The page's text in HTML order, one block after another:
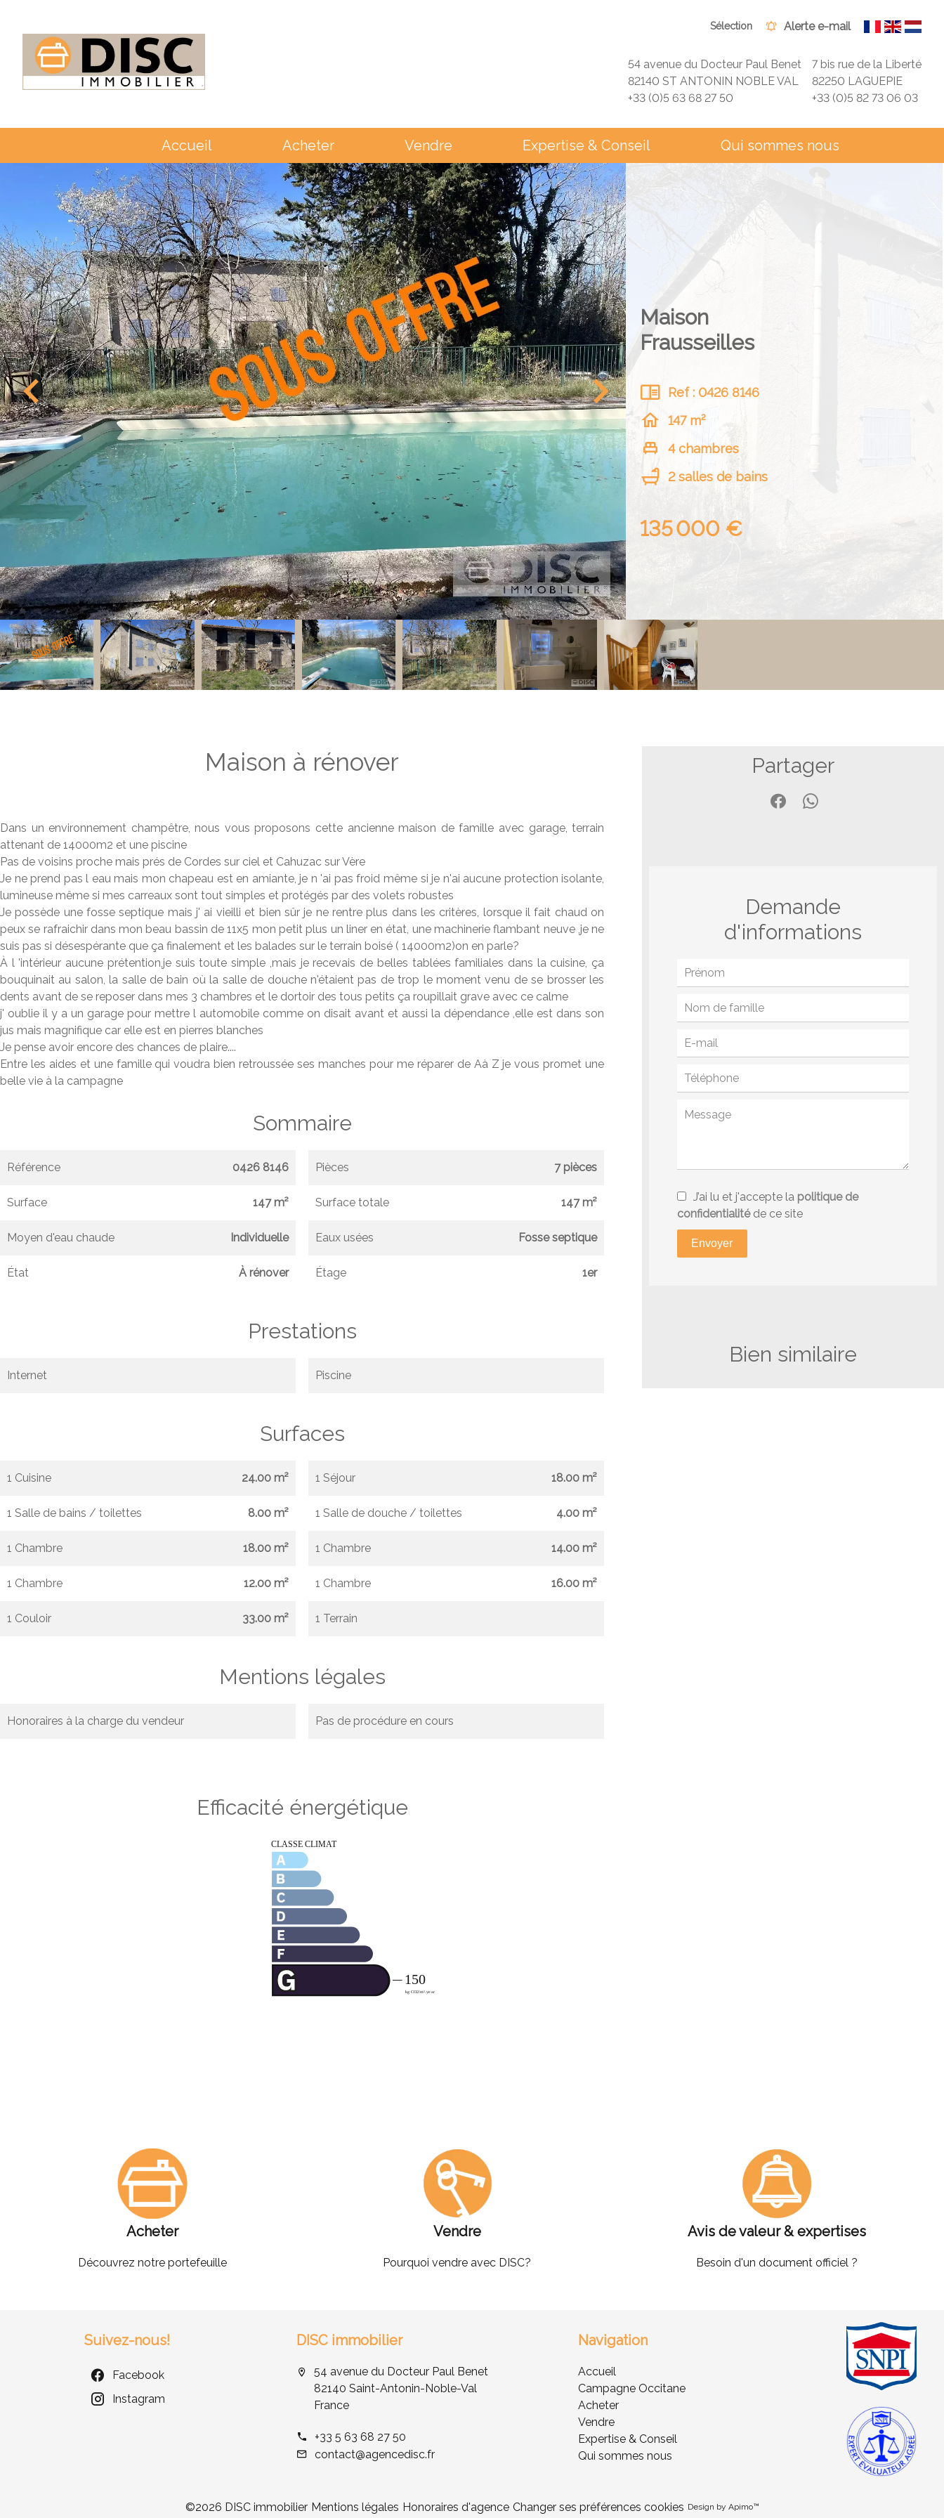
Accueil Acheter Vendre Expertise & Conseil Qui sommes nous
Sélection Alerte e-mail
54 avenue du Docteur Paul Benet
82140 ST ANTONIN NOBLE VAL
+33 (0)5 63 68 27 50
7 bis rue de la Liberté
82250 LAGUEPIE
+33 (0)5 82 73 06 03
Maison
Frausseilles
Ref : 0426 8146
147 m²
4 chambres
2 salles de bains
135 000 €
Maison à rénover
Dans un environnement champêtre, nous vous proposons cette ancienne maison de famille avec garage, terrain
attenant de 14000m2 et une piscine
Pas de voisins proche mais prés de Cordes sur ciel et Cahuzac sur Vère
Je ne prend pas l eau mais mon chapeau est en amiante, je n 'ai pas froid même si je n'ai aucune protection isolante,
lumineuse même si mes carreaux sont tout simples et protégés par des volets robustes
Je possède une fosse septique mais j' ai vieilli et bien sûr je ne rentre plus dans les critères, lorsque il fait chaud on
peux se rafraichir dans mon beau bassin de 11x5 mon petit plus un liner en état, une machinerie flambant neuve ,je ne
suis pas si désespérante que ça finalement et les balades sur le terrain boisé ( 14000m2)on en parle?
À l 'intérieur aucune prétention,je suis toute simple ,mais je recevais de belles tablées familiales dans la cuisine, ça
bouquinait au salon, la salle de bain où la salle de douche n'étaient pas de trop le moment venu de se brosser les
dents avant de se reposer dans mes 3 chambres et le dortoir des tous petits ça roupillait grave avec ce calme
j' oublie il y a un garage pour mettre l automobile comme on disait avant et aussi la dépendance ,elle est dans son
jus mais magnifique car elle est en pierres blanches
Je pense avoir encore des chances de plaire....
Entre les aides et une famille qui voudra bien retroussée ses manches pour me réparer de Aà Z je vous promet une
belle vie à la campagne
Sommaire
Référence 0426 8146 Pièces 7 pièces
Surface 147 m² Surface totale 147 m²
Moyen d'eau chaude Individuelle Eaux usées Fosse septique
État À rénover Étage 1er
Prestations
Internet Piscine
Surfaces
1 Cuisine 24.00 m² 1 Séjour 18.00 m²
1 Salle de bains / toilettes 8.00 m² 1 Salle de douche / toilettes 4.00 m²
1 Chambre 18.00 m² 1 Chambre 14.00 m²
1 Chambre 12.00 m² 1 Chambre 16.00 m²
1 Couloir 33.00 m² 1 Terrain
Mentions légales
Honoraires à la charge du vendeur Pas de procédure en cours
Efficacité énergétique
Partager
Demande
d'informations
J’ai lu et j'accepte la politique de
confidentialitéde ce site
Envoyer
Bien similaire
Acheter
Découvrez notre portefeuille
Vendre
Pourquoi vendre avec DISC?
Avis de valeur & expertises
Besoin d'un document officiel ?
Suivez-nous!
Facebook
Instagram
DISC immobilier
54 avenue du Docteur Paul Benet
82140 Saint-Antonin-Noble-Val
France
+33 5 63 68 27 50
contact@agencedisc.fr
Navigation
Accueil
Campagne Occitane
Acheter
Vendre
Expertise & Conseil
Qui sommes nous
©2026 DISC immobilier Mentions légales Honoraires d'agence Changer ses préférences cookies Design by Apimo™